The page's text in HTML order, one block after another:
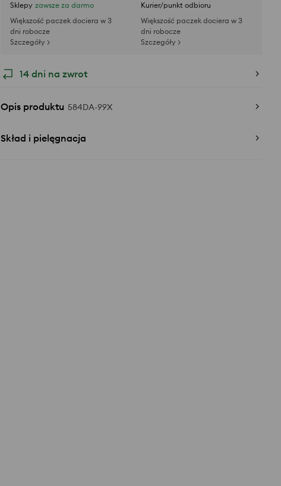
Sklepy zawsze za darmo
Większość paczek dociera w 3
dni robocze
Szczegóły >
Kurier/punkt odbioru
Większość paczek dociera w 3
dni robocze
Szczegóły >
14 dni na zwrot
Opis produktu 584DA-99X
Skład i pielęgnacja